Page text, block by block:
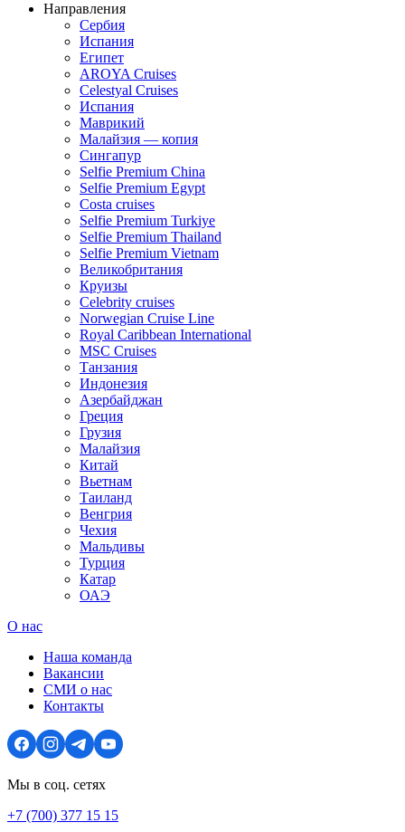
Направления
Сербия
Испания
Египет
AROYA Cruises
Celestyal Cruises
Испания
Маврикий
Малайзия — копия
Сингапур
Selfie Premium China
Selfie Premium Egypt
Costa cruises
Selfie Premium Turkiye
Selfie Premium Thailand
Selfie Premium Vietnam
Великобритания
Круизы
Celebrity cruises
Norwegian Cruise Line
Royal Caribbean International
MSC Cruises
Танзания
Индонезия
Азербайджан
Греция
Грузия
Малайзия
Китай
Вьетнам
Таиланд
Венгрия
Чехия
Мальдивы
Турция
Катар
ОАЭ
О нас
Наша команда
Вакансии
СМИ о нас
Контакты
Мы в соц. сетях
+7 (700) 377 15 15